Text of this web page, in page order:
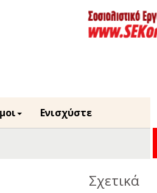
Ενισχύστε
Σχετικά